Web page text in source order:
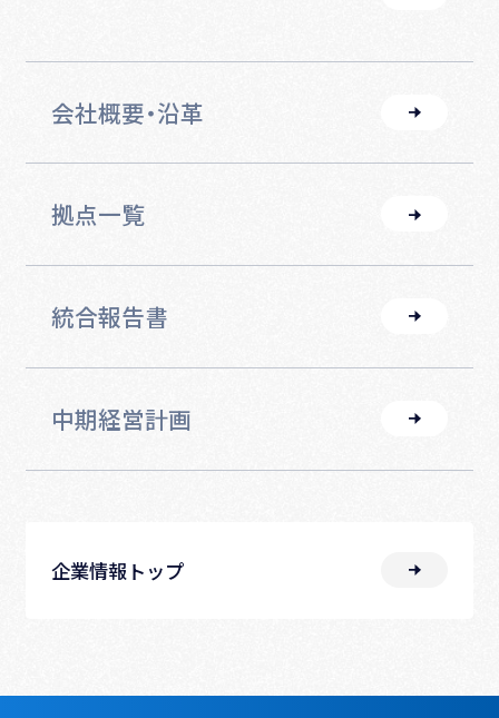
会社概要・沿革
拠点一覧
統合報告書
中期経営計画
企業情報トップ